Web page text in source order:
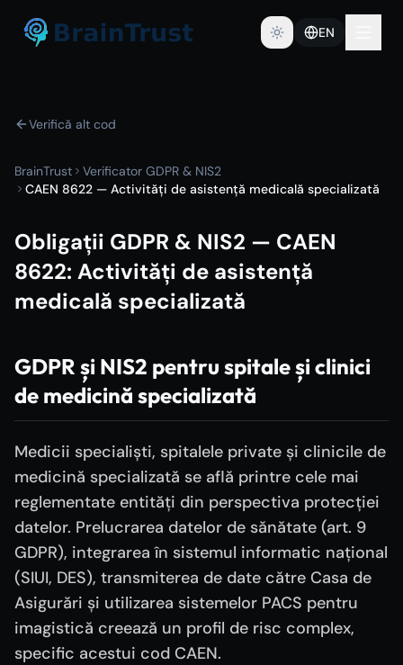
EN
Verifică alt cod
BrainTrust
Verificator GDPR & NIS2
CAEN 8622 — Activități de asistență medicală specializată
Obligații GDPR & NIS2 — CAEN
8622: Activități de asistență
medicală specializată
GDPR și NIS2 pentru spitale și clinici
de medicină specializată
Medicii specialiști, spitalele private și clinicile de
medicină specializată se află printre cele mai
reglementate entități din perspectiva protecției
datelor. Prelucrarea datelor de sănătate (art. 9
GDPR), integrarea în sistemul informatic național
(SIUI, DES), transmiterea de date către Casa de
Asigurări și utilizarea sistemelor PACS pentru
imagistică creează un profil de risc complex,
specific acestui cod CAEN.